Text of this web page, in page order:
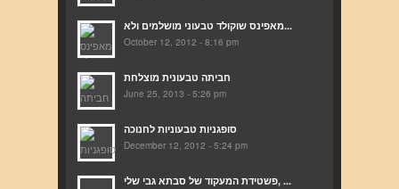
מאפינס שוקולד טבעוני מושלמים ולא...
October 12, 2012 - 8:16 pm
חביתה טבעונית מוצלחת
June 25, 2013 - 5:26 pm
סופגניות טבעוניות לחנוכה
December 12, 2012 - 5:24 pm
פשטידת המעקוד של סבתא גבי שלי, ...